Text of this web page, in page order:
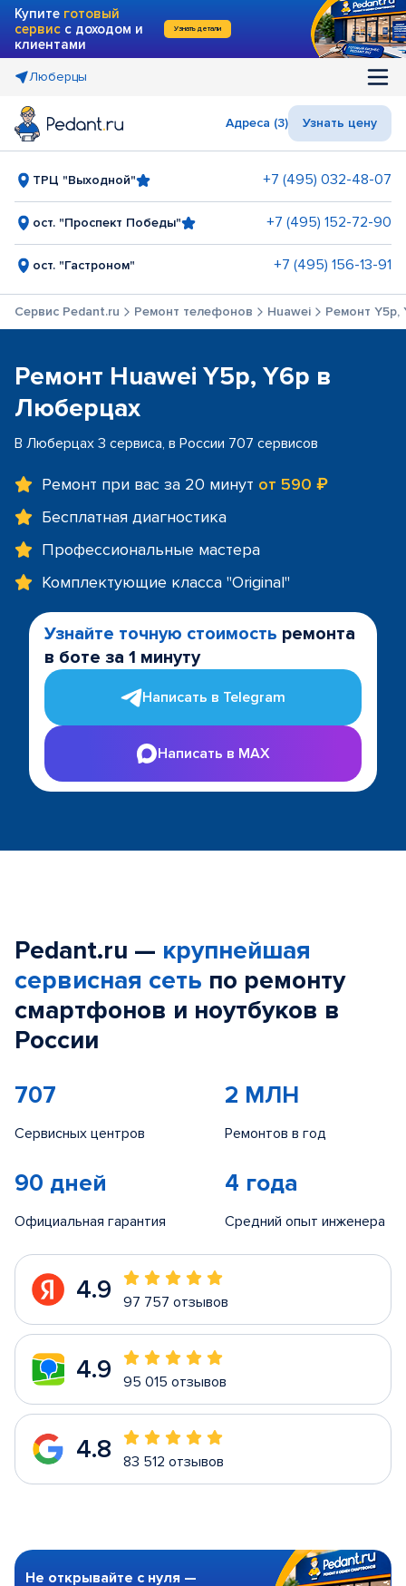
Купите готовый
сервис с доходом и
клиентами
Узнать детали
Люберцы
Адреса (3) Узнать цену
ТРЦ "Выходной" +7 (495) 032-48-07
ост. "Проспект Победы" +7 (495) 152-72-90
ост. "Гастроном" +7 (495) 156-13-91
Сервис Pedant.ru Ремонт телефонов Huawei Ремонт Y5p,
Ремонт Huawei Y5p, Y6p в
Люберцах
В Люберцах 3 сервиса, в России 707 сервисов
Ремонт при вас за 20 минут от 590 ₽
Бесплатная диагностика
Профессиональные мастера
Комплектующие класса "Original"
Узнайте точную стоимость ремонта
в боте за 1 минуту
Написать в Telegram
Написать в MAX
Pedant.ru — крупнейшая
сервисная сеть по ремонту
смартфонов и ноутбуков в
России
707
Сервисных центров
2 МЛН
Ремонтов в год
90 дней
Официальная гарантия
4 года
Средний опыт инженера
4.9 97 757 отзывов
4.9 95 015 отзывов
4.8 83 512 отзывов
Не открывайте с нуля —